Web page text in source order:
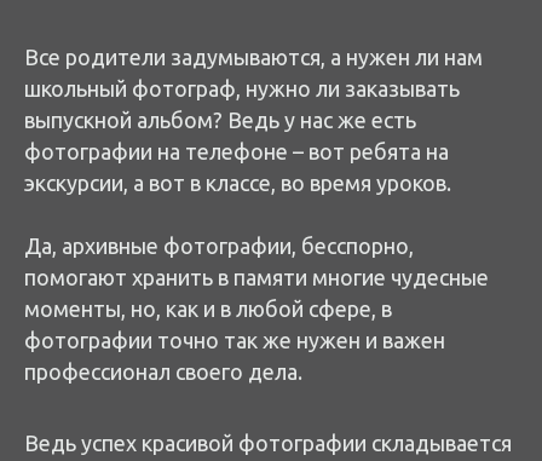
Все родители задумываются, а нужен ли нам
школьный фотограф, нужно ли заказывать
выпускной альбом? Ведь у нас же есть
фотографии на телефоне – вот ребята на
экскурсии, а вот в классе, во время уроков.
Да, архивные фотографии, бесспорно,
помогают хранить в памяти многие чудесные
моменты, но, как и в любой сфере, в
фотографии точно так же нужен и важен
профессионал своего дела.
Ведь успех красивой фотографии складывается